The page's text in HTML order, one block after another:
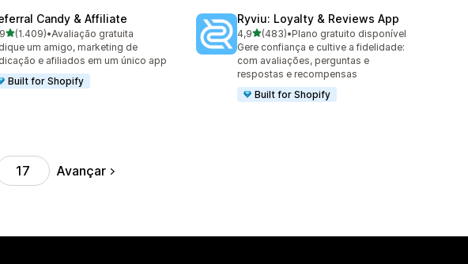
Candy & Affiliate
de 5 estrelas
(1.409)
avaliações ao todo
•Avaliação gratuita
um amigo, marketing de
e afiliados em um único app
Built for Shopify
Ryviu: Loyalty & Reviews App
4,9de 5 estrelas
(483)
483 avaliações ao todo
•Plano gratuito disponível
Gere confiança e cultive a fidelidade:
com avaliações, perguntas e
respostas e recompensas
Built for Shopify
17 Avançar